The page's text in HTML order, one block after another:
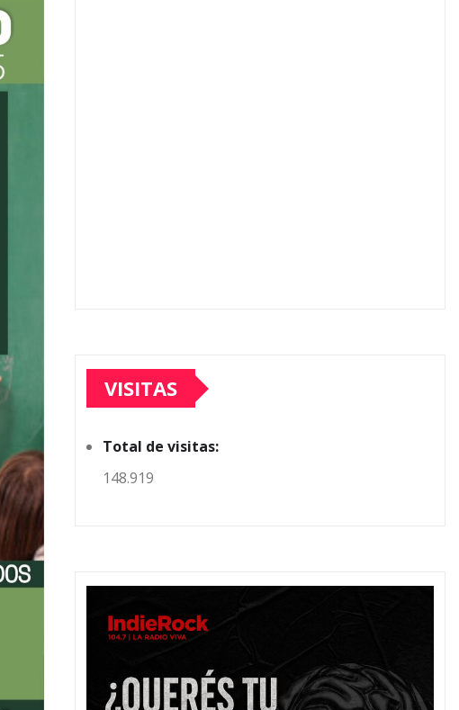
VISITAS
Total de visitas:
148.919